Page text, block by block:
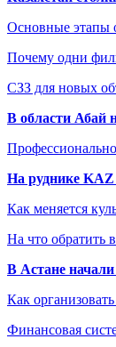
Основные этапы
Почему одни
СЗЗ для новых
В области Абай
На руднике KAZ
Как меняется
На что обратить
В Астане
Как
Финансовая